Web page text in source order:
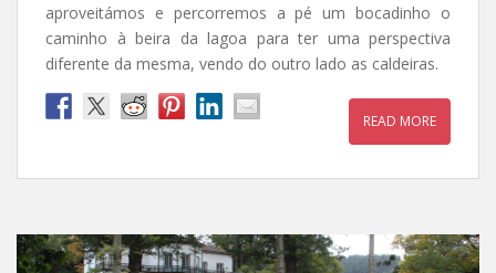
aproveitámos e percorremos a pé um bocadinho o
caminho à beira da lagoa para ter uma perspectiva
diferente da mesma, vendo do outro lado as caldeiras.
READ MORE